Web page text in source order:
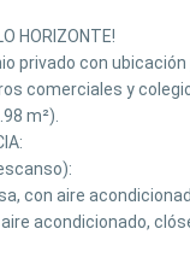
HORIZONTE!
privado con
comerciales y
m²).
con aire
acondicionado,